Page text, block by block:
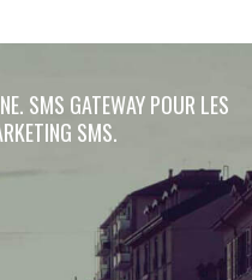
SMS GATEWAY POUR LES
SMS.